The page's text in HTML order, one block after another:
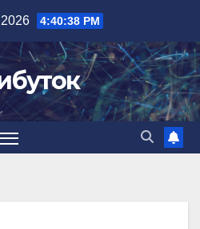
4:40:39 PM